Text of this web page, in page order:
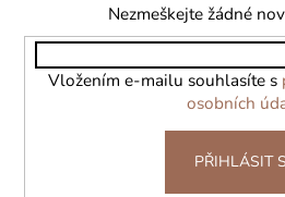
Nezmeškejte žádné
Vložením e-mailu souhlasíte s
osobních
PŘIHLÁSIT